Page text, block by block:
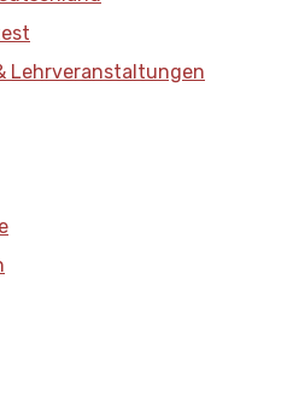
Lehrveranstaltungen